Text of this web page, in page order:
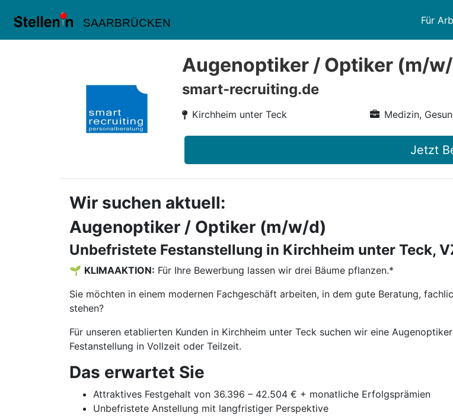
SAARBRÜCKEN Für
Augenoptiker / Optiker (m/
smart-recruiting.de
Kirchheim unter Teck Medizin,
Jetzt
Wir suchen aktuell:
Augenoptiker / Optiker (m/w/d)
Unbefristete Festanstellung in Kirchheim unter Teck,
🌱 KLIMAAKTION: Für Ihre Bewerbung lassen wir drei Bäume pflanzen.*
Sie möchten in einem modernen Fachgeschäft arbeiten, in dem gute Beratung,
stehen?
Für unseren etablierten Kunden in Kirchheim unter Teck suchen wir eine
Festanstellung in Vollzeit oder Teilzeit.
Das erwartet Sie
Attraktives Festgehalt von 36.396 – 42.504 € + monatliche Erfolgsprämien
Unbefristete Anstellung mit langfristiger Perspektive